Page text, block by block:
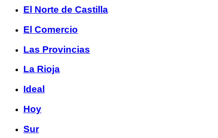
El Norte de Castilla
El Comercio
Las Provincias
La Rioja
Ideal
Hoy
Sur